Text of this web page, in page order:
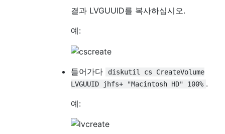
결과 LVGUUID를 복사하십시오.
예:
들어가다
diskutil cs CreateVolume
LVGUUID jhfs+ "Macintosh HD" 100% .
예: